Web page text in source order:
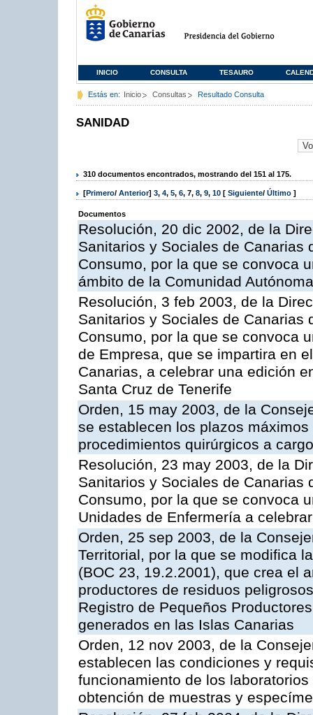
INICIO CONSULTA TESAURO
Estás en: Inicio Consultas Resultado Consulta
SANIDAD
310 documentos encontrados, mostrando del 151 al 175.
[Primero/ Anterior] 3, 4, 5, 6, 7, 8, 9, 10 [ Siguiente/ Último ]
Documentos
Resolución, 20 dic 2002, de la
Sanitarios y Sociales de Canarias
Consumo, por la que se convoca
ámbito de la Comunidad
Resolución, 3 feb 2003, de la
Sanitarios y Sociales de Canarias
Consumo, por la que se convoca
de Empresa, que se impartira en
Canarias, a celebrar una edición
Santa Cruz de Tenerife
Orden, 15 may 2003, de la
se establecen los plazos
procedimientos quirúrgicos a
Resolución, 23 may 2003, de la
Sanitarios y Sociales de Canarias
Consumo, por la que se convoca
Unidades de Enfermería a
Orden, 25 sep 2003, de la
Territorial, por la que se modifica
(BOC 23, 19.2.2001), que crea el
productores de residuos
Registro de Pequeños
generados en las Islas Canarias
Orden, 12 nov 2003, de la
establecen las condiciones y
funcionamiento de los
obtención de muestras y